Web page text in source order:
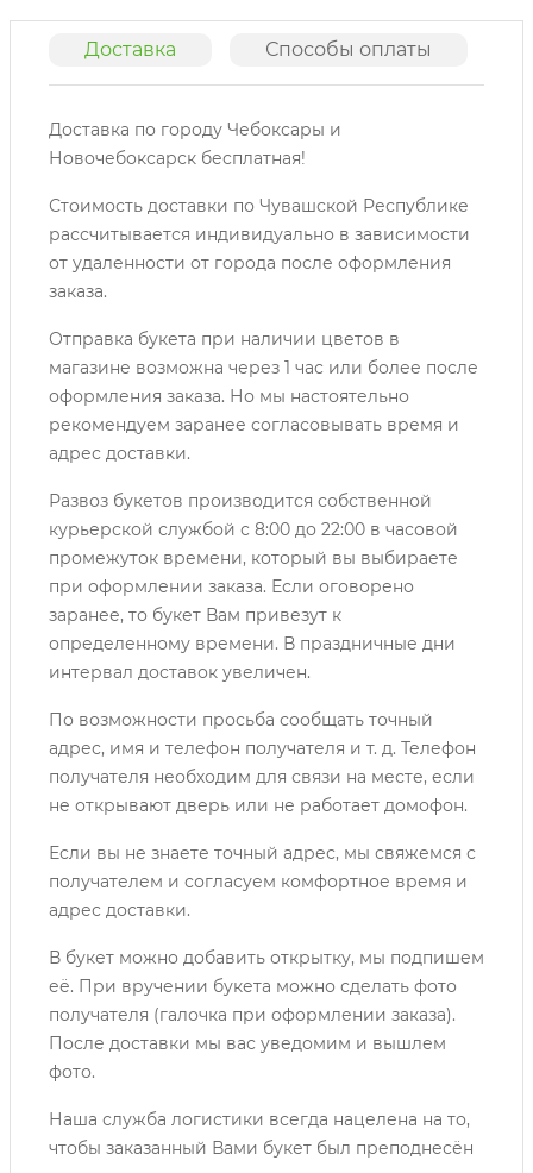
Доставка Способы оплаты
Доставка по городу Чебоксары и
Новочебоксарск бесплатная!
Стоимость доставки по Чувашской Республике
рассчитывается индивидуально в зависимости
от удаленности от города после оформления
заказа.
Отправка букета при наличии цветов в
магазине возможна через 1 час или более после
оформления заказа. Но мы настоятельно
рекомендуем заранее согласовывать время и
адрес доставки.
Развоз букетов производится собственной
курьерской службой с 8:00 до 22:00 в часовой
промежуток времени, который вы выбираете
при оформлении заказа. Если оговорено
заранее, то букет Вам привезут к
определенному времени. В праздничные дни
интервал доставок увеличен.
По возможности просьба сообщать точный
адрес, имя и телефон получателя и т. д. Телефон
получателя необходим для связи на месте, если
не открывают дверь или не работает домофон.
Если вы не знаете точный адрес, мы свяжемся с
получателем и согласуем комфортное время и
адрес доставки.
В букет можно добавить открытку, мы подпишем
её. При вручении букета можно сделать фото
получателя (галочка при оформлении заказа).
После доставки мы вас уведомим и вышлем
фото.
Наша служба логистики всегда нацелена на то,
чтобы заказанный Вами букет был преподнесён